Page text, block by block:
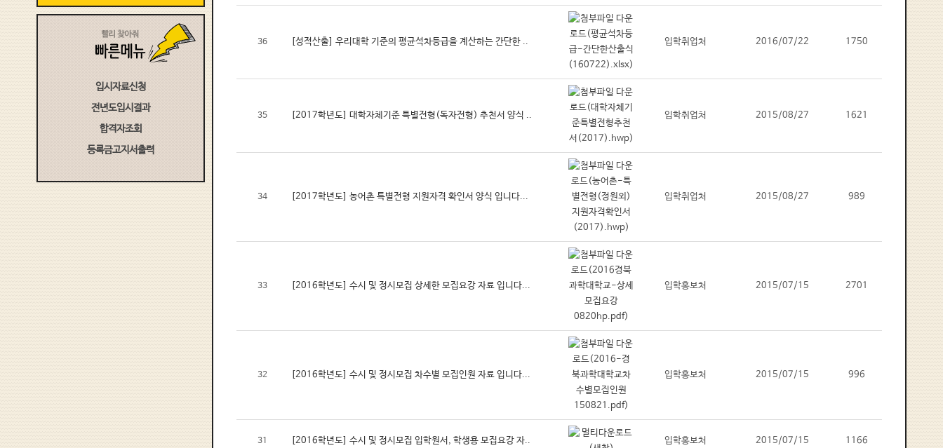
입시자료신청
전년도입시결과
합격자조회
등록금고지서출력
36 [성적산출] 우리대학 기준의 평균석차등급을 계산하는 간단한 .. 입학취업처 2016/07/22 1750
35 [2017학년도] 대학자체기준 특별전형(독자전형) 추천서 양식 .. 입학취업처 2015/08/27 1621
34 [2017학년도] 농어촌 특별전형 지원자격 확인서 양식 입니다... 입학취업처 2015/08/27 989
33 [2016학년도] 수시 및 정시모집 상세한 모집요강 자료 입니다... 입학홍보처 2015/07/15 2701
32 [2016학년도] 수시 및 정시모집 차수별 모집인원 자료 입니다... 입학홍보처 2015/07/15 996
31 [2016학년도] 수시 및 정시모집 입학원서, 학생용 모집요강 자.. 입학홍보처 2015/07/15 1166